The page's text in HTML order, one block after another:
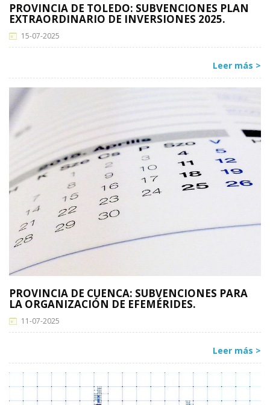
PROVINCIA DE TOLEDO: SUBVENCIONES PLAN
EXTRAORDINARIO DE INVERSIONES 2025.
15-07-2025
Leer más >
PROVINCIA DE CUENCA: SUBVENCIONES PARA
LA ORGANIZACIÓN DE EFEMÉRIDES.
11-07-2025
Leer más >